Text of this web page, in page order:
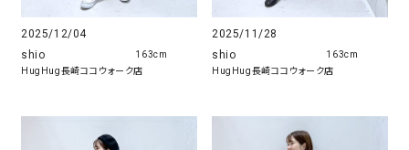
2025/12/04
shio
HugHug長崎ココウォーク店
163cm
2025/11/28
shio
HugHug長崎ココウォーク店
163cm